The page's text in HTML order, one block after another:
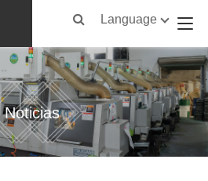
Language
Noticias